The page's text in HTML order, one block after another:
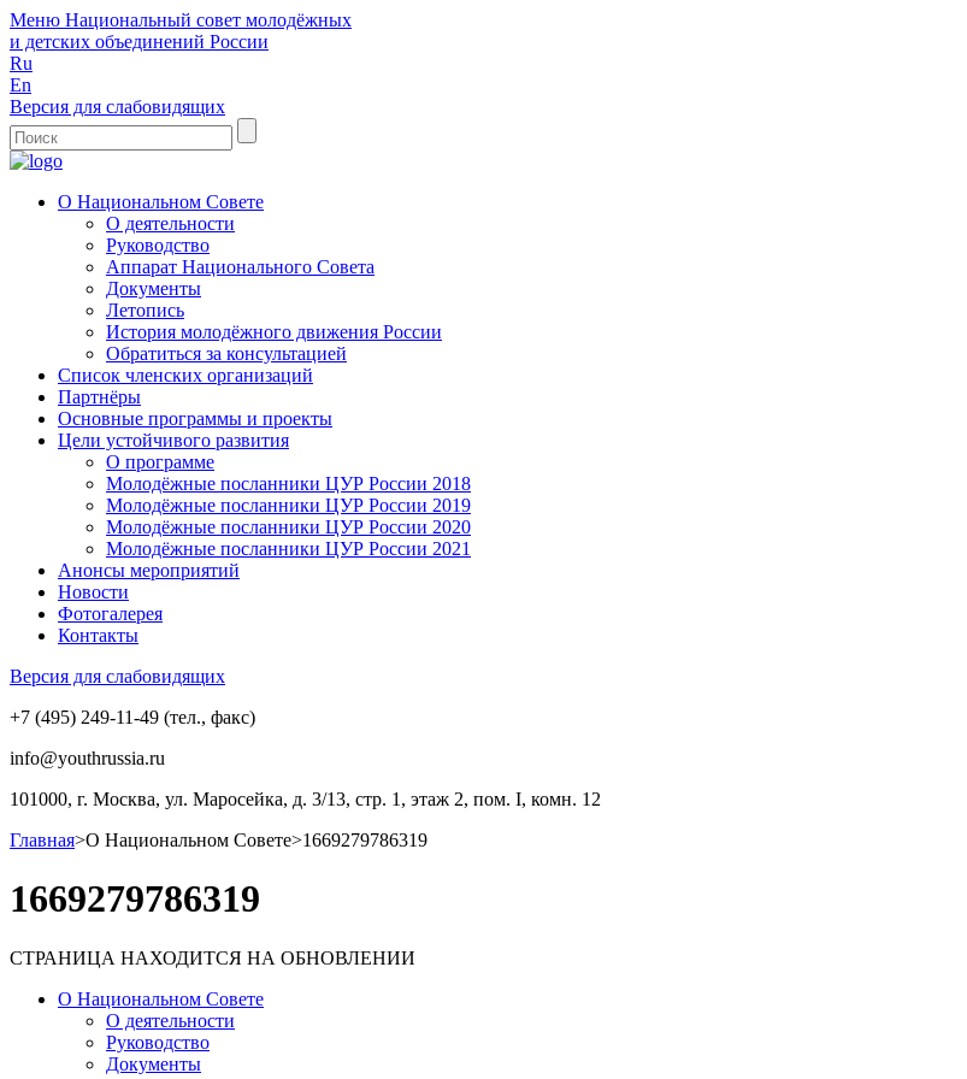
Меню Национальный совет молодёжных
и детских объединений России
Ru
En
Версия для слабовидящих
О Национальном Совете
О деятельности
Руководство
Аппарат Национального Совета
Документы
Летопись
История молодёжного движения России
Обратиться за консультацией
Список членских организаций
Партнёры
Основные программы и проекты
Цели устойчивого развития
О программе
Молодёжные посланники ЦУР России 2018
Молодёжные посланники ЦУР России 2019
Молодёжные посланники ЦУР России 2020
Молодёжные посланники ЦУР России 2021
Анонсы мероприятий
Новости
Фотогалерея
Контакты
Версия для слабовидящих
+7 (495) 249-11-49 (тел., факс)
info@youthrussia.ru
101000, г. Москва, ул. Маросейка, д. 3/13, стр. 1, этаж 2, пом. I, комн. 12
Главная>О Национальном Совете>1669279786319
1669279786319
СТРАНИЦА НАХОДИТСЯ НА ОБНОВЛЕНИИ
О Национальном Совете
О деятельности
Руководство
Документы